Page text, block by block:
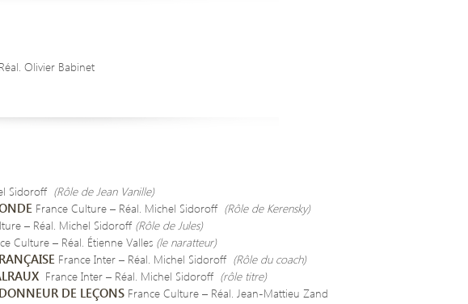
Olivier Babinet
Sidoroff (Rôle de Jean Vanille)
France Culture – Réal. Michel Sidoroff (Rôle de Kerensky)
– Réal. Michel Sidoroff (Rôle de Jules)
Culture – Réal. Étienne Valles (le naratteur)
France Inter – Réal. Michel Sidoroff (Rôle du coach)
France Inter – Réal. Michel Sidoroff (rôle titre)
DE LEÇONSFrance Culture – Réal. Jean-Mattieu Zand